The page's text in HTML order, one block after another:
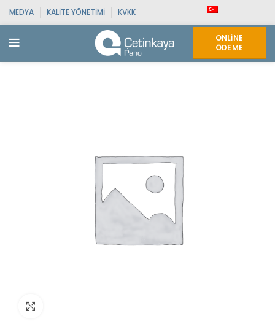
MEDYA KALITE YÖNETIMI KVKK
ONLINE
ÖDEME